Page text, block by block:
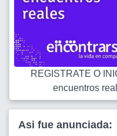
REGISTRATE O
encuentros
Asi fue anunciada: